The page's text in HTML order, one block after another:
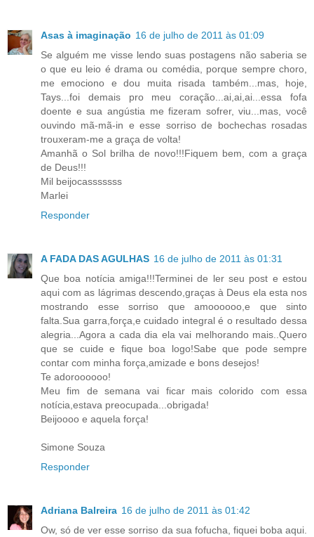
Asas à imaginação 16 de julho de 2011 às 01:09
Se alguém me visse lendo suas postagens não saberia se
o que eu leio é drama ou comédia, porque sempre choro,
me emociono e dou muita risada também...mas, hoje,
Tays...foi demais pro meu coração...ai,ai,ai...essa fofa
doente e sua angústia me fizeram sofrer, viu...mas, você
ouvindo mã-mã-in e esse sorriso de bochechas rosadas
trouxeram-me a graça de volta!
Amanhã o Sol brilha de novo!!!Fiquem bem, com a graça
de Deus!!!
Mil beijocasssssss
Marlei
Responder
A FADA DAS AGULHAS 16 de julho de 2011 às 01:31
Que boa notícia amiga!!!Terminei de ler seu post e estou
aqui com as lágrimas descendo,graças à Deus ela esta nos
mostrando esse sorriso que amoooooo,e que sinto
falta.Sua garra,força,e cuidado integral é o resultado dessa
alegria...Agora a cada dia ela vai melhorando mais..Quero
que se cuide e fique boa logo!Sabe que pode sempre
contar com minha força,amizade e bons desejos!
Te adoroooooo!
Meu fim de semana vai ficar mais colorido com essa
notícia,estava preocupada...obrigada!
Beijoooo e aquela força!
Simone Souza
Responder
Adriana Balreira 16 de julho de 2011 às 01:42
Ow, só de ver esse sorriso da sua fofucha, fiquei boba aqui.